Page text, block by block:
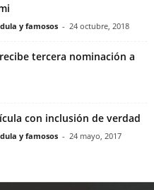
y famosos - 24 octubre, 2018
tercera nominación a
con inclusión de verdad
y famosos - 24 mayo, 2017